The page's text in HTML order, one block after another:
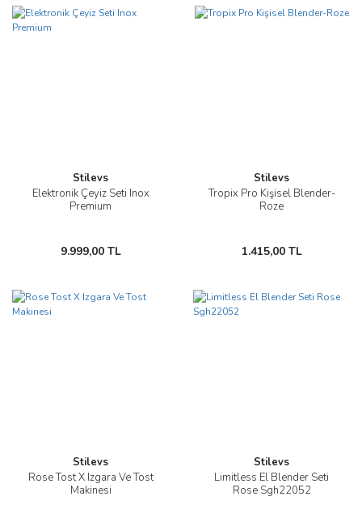
Stilevs
Elektronik Çeyiz Seti Inox
Premium
9.999,00 TL
Stilevs
Tropix Pro Kişisel Blender-
Roze
1.415,00 TL
Stilevs
Rose Tost X Izgara Ve Tost
Makinesi
Stilevs
Limitless El Blender Seti
Rose Sgh22052